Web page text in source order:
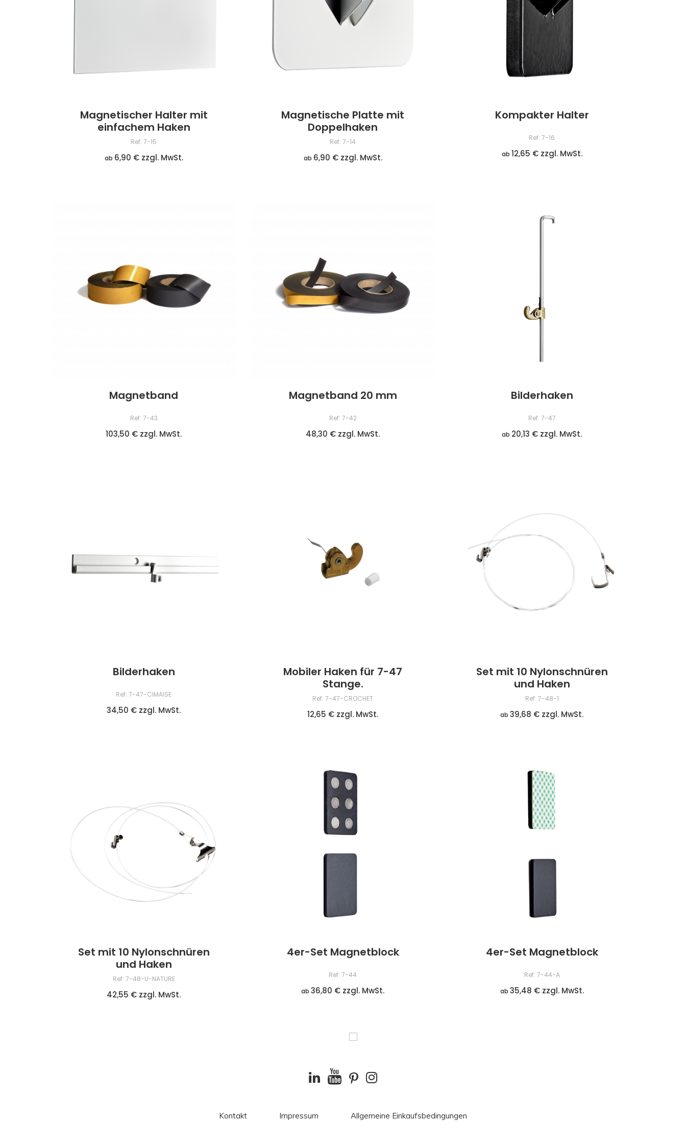
Magnetischer Halter mit
einfachem Haken
Ref: 7-15
ab 6,90 € zzgl. MwSt.
Magnetische Platte mit
Doppelhaken
Ref: 7-14
ab 6,90 € zzgl. MwSt.
Kompakter Halter
Ref: 7-16
ab 12,65 € zzgl. MwSt.
Magnetband
Ref: 7-43
103,50 € zzgl. MwSt.
Magnetband 20 mm
Ref: 7-42
48,30 € zzgl. MwSt.
Bilderhaken
Ref: 7-47
ab 20,13 € zzgl. MwSt.
Bilderhaken
Ref: 7-47-CIMAISE
34,50 € zzgl. MwSt.
Mobiler Haken für 7-47
Stange.
Ref: 7-47-CROCHET
12,65 € zzgl. MwSt.
Set mit 10 Nylonschnüren
und Haken
Ref: 7-48-1
ab 39,68 € zzgl. MwSt.
Set mit 10 Nylonschnüren
und Haken
Ref: 7-48-U-NATURE
42,55 € zzgl. MwSt.
4er-Set Magnetblock
Ref: 7-44
ab 36,80 € zzgl. MwSt.
4er-Set Magnetblock
Ref: 7-44-A
ab 35,48 € zzgl. MwSt.
Kontakt Impressum Allgemeine Einkaufsbedingungen